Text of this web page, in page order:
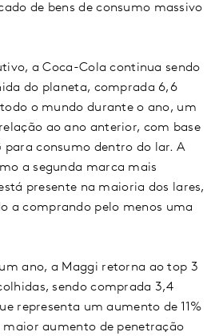
de bens de consumo massivo
a Coca-Cola continua sendo
do planeta, comprada 6,6
o mundo durante o ano, um
ao ano anterior, com base
para consumo dentro do lar. A
a segunda marca mais
presente na maioria dos lares,
a comprando pelo menos uma
ano, a Maggi retorna ao top 3
sendo comprada 3,4
representa um aumento de 11%
maior aumento de penetração